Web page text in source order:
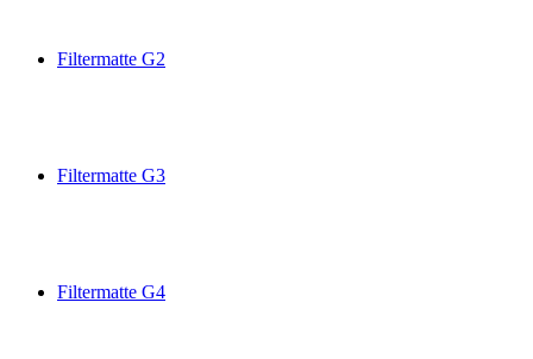
Filtermatte G2
Filtermatte G3
Filtermatte G4